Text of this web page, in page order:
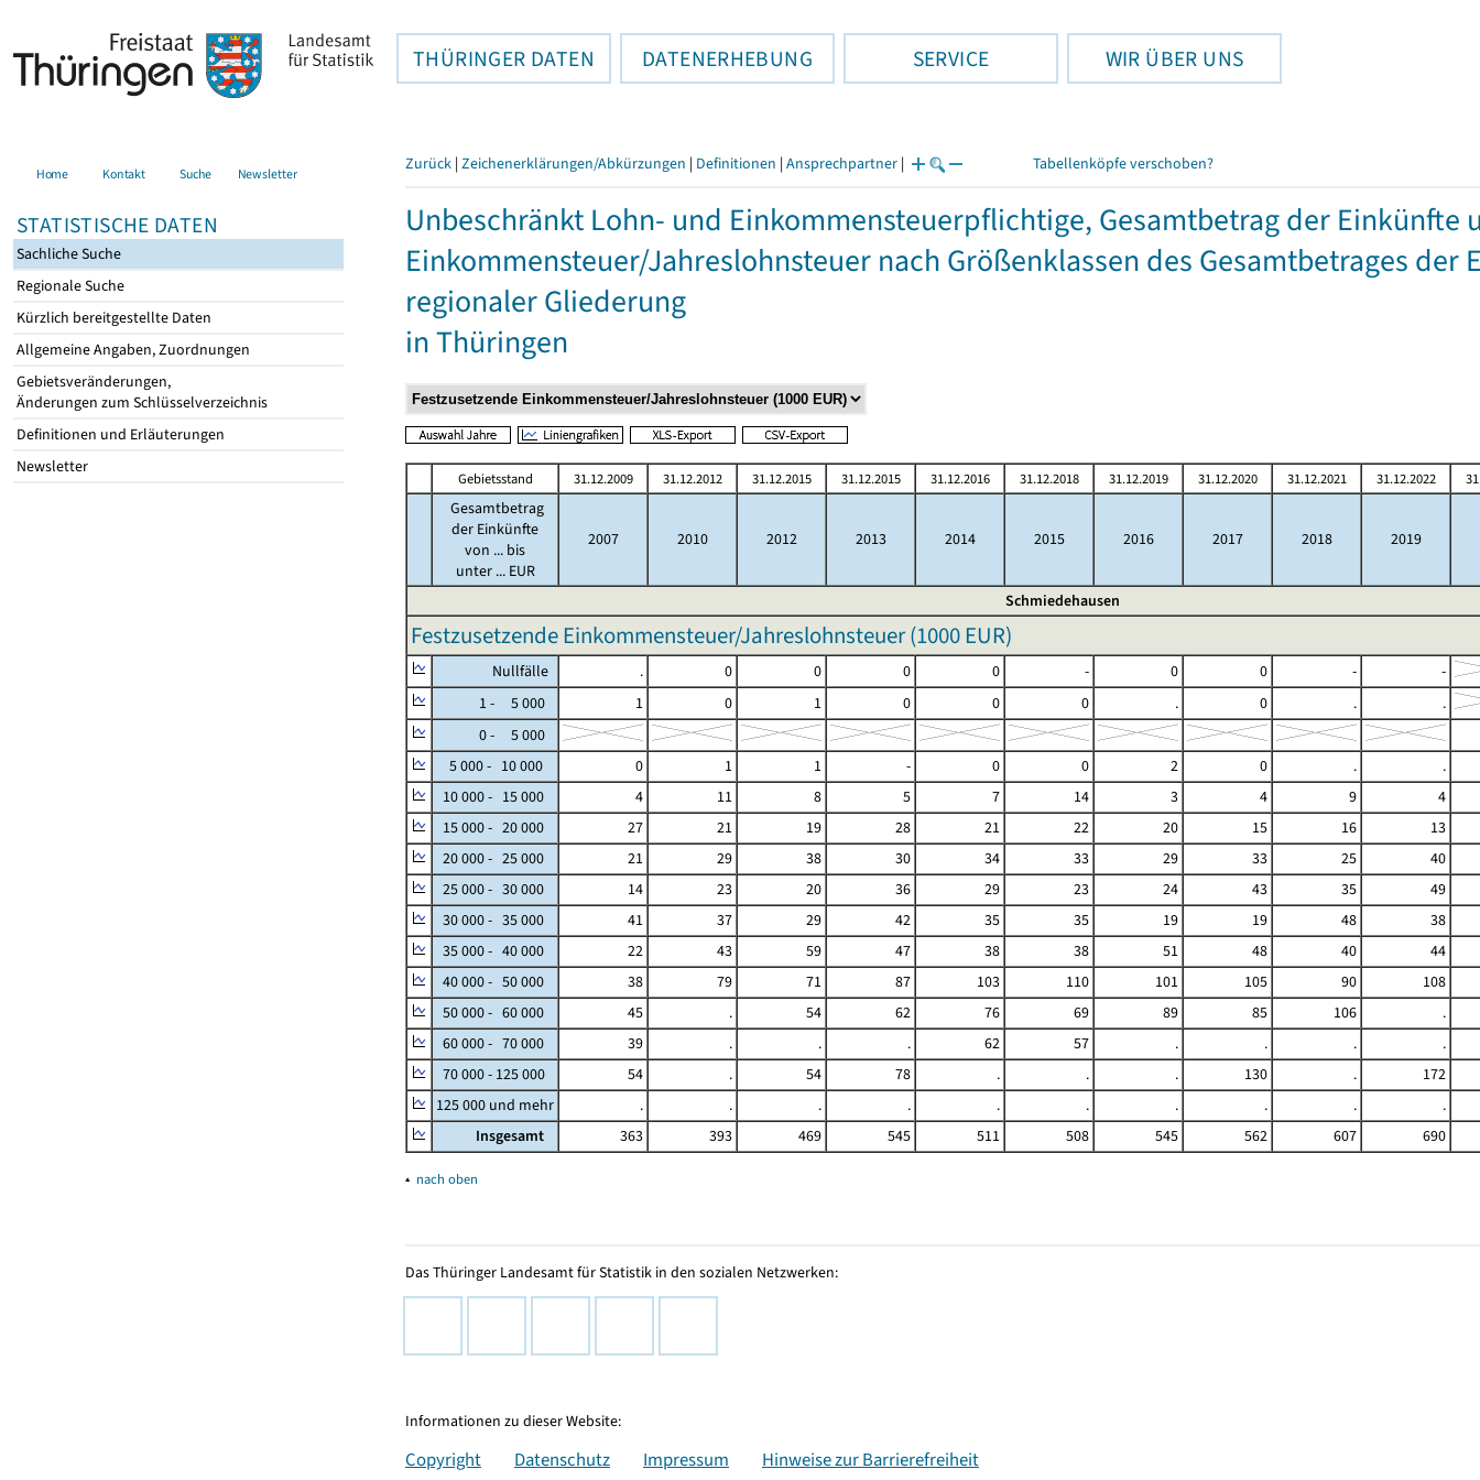
THÜRINGER DATEN DATENERHEBUNG SERVICE WIR ÜBER UNS
Home Kontakt Suche Newsletter
STATISTISCHE DATEN
Sachliche Suche
Regionale Suche
Kürzlich bereitgestellte Daten
Allgemeine Angaben, Zuordnungen
Gebietsveränderungen,
Änderungen zum Schlüsselverzeichnis
Definitionen und Erläuterungen
Newsletter
Zurück | Zeichenerklärungen/Abkürzungen | Definitionen | Ansprechpartner | Tabellenköpfe verschoben?
Unbeschränkt Lohn- und Einkommensteuerpflichtige, Gesamtbetrag der Einkünfte
Einkommensteuer/Jahreslohnsteuer nach Größenklassen des Gesamtbetrages der
regionaler Gliederung
in Thüringen
Gebietsstand 31.12.2009 31.12.2012 31.12.2015 31.12.2015 31.12.2016 31.12.2018 31.12.2019 31.12.2020 31.12.2021 31.12.2022
Gesamtbetrag
der Einkünfte
von ... bis
unter ... EUR
2007 2010 2012 2013 2014 2015 2016 2017 2018 2019
Schmiedehausen
Festzusetzende Einkommensteuer/Jahreslohnsteuer (1000 EUR)
Nullfälle . 0 0 0 0 - 0 0 -
-
1 - 5 000
1 0 1 0 0 0 . 0 .
.
0 - 5 000
5 000 - 10 000
0 1 1 - 0 0 2 0 .
.
10 000 - 15 000
4 11 8 5 7 14 3 4 9
4
15 000 - 20 000
27 21 19 28 21 22 20 15 16
13
20 000 - 25 000
21 29 38 30 34 33 29 33 25
40
25 000 - 30 000
14 23 20 36 29 23 24 43 35
49
30 000 - 35 000
41 37 29 42 35 35 19 19 48
38
35 000 - 40 000
22 43 59 47 38 38 51 48 40
44
40 000 - 50 000
38 79 71 87 103 110 101 105 90
108
50 000 - 60 000
45 . 54 62 76 69 89 85 106
.
60 000 - 70 000
39 . . . 62 57 . . .
.
70 000 - 125 000
54 . 54 78 . . . 130 .
172
125 000 und mehr
. . . . . . . . .
.
Insgesamt
363 393 469 545 511 508 545 562 607 690
▴ nach oben
Das Thüringer Landesamt für Statistik in den sozialen Netzwerken:
Informationen zu dieser Website:
Copyright Datenschutz Impressum Hinweise zur Barrierefreiheit